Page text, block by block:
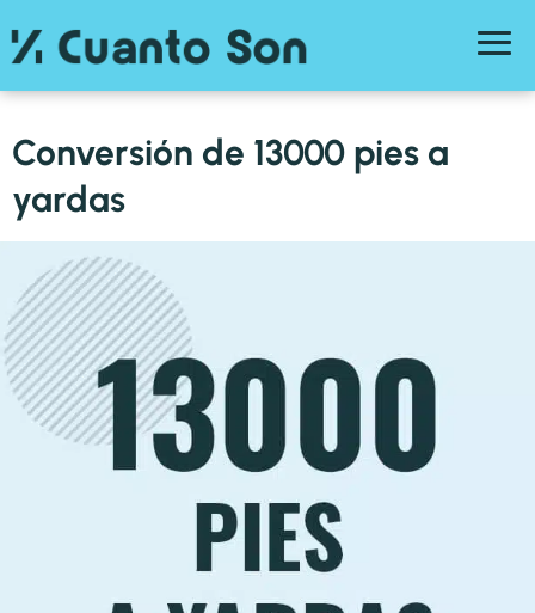
Conversión de 13000 pies a
yardas